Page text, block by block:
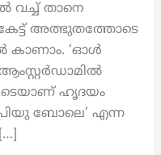
വച്ച് താനെ
അത്ഭുതത്തോടെ
കാണാം. ‘ഓൾ
ആംസ്റ്റർഡാമിൽ
ഹൃദയം
ബോലെ’ എന്ന